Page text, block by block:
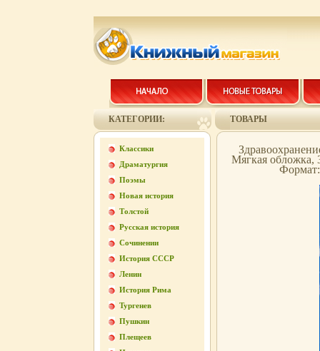
КАТЕГОРИИ:
Классики
Драматургия
Поэмы
Новая история
Толстой
Русская история
Сочинении
История СССР
Ленин
История Рима
Тургенев
Пушкин
Плещеев
ТОВАРЫ
Мягкая обложка,